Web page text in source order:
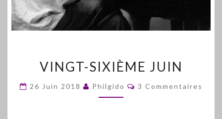
SIXIÈME
VINGT-SIXIÈME JUIN
26 Juin 2018 Philgido Commentaires
3 Commentaires